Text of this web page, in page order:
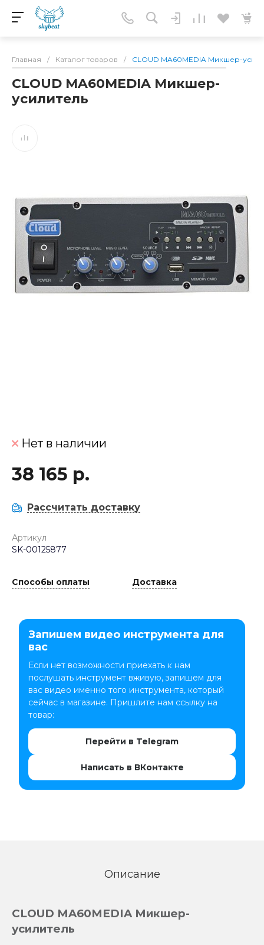
Главная / Каталог товаров / CLOUD MA60MEDIA Микшер-
CLOUD MA60MEDIA Микшер-
усилитель
Нет в наличии
38 165 р.
Рассчитать доставку
Артикул
SK-00125877
Способы оплаты Доставка
Запишем видео инструмента для
вас
Если нет возможности приехать к нам
послушать инструмент вживую, запишем для
вас видео именно того инструмента, который
сейчас в магазине. Пришлите нам ссылку на
товар:
Перейти в Telegram
Написать в ВКонтакте
Описание
CLOUD MA60MEDIA Микшер-
усилитель